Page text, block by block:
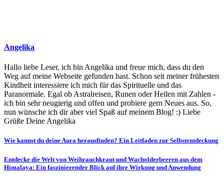
Angelika
Hallo liebe Leser, ich bin Angelika und freue mich, dass du den
Weg auf meine Webseite gefunden hast. Schon seit meiner frühesten
Kindheit interessiere ich mich für das Spirituelle und das
Paranormale. Egal ob Astralreisen, Runen oder Heilen mit Zahlen -
ich bin sehr neugierig und offen und probiere gern Neues aus. So,
nun wünsche ich dir aber viel Spaß auf meinem Blog! :) Liebe
Grüße Deine Angelika
Beitragsnavigation
Wie kannst du deine Aura herausfinden? Ein Leitfaden zur Selbstentdeckung
Entdecke die Welt von Weihrauchkraut und Wacholderbeeren aus dem
Himalaya: Ein faszinierender Blick auf ihre Wirkung und Anwendung